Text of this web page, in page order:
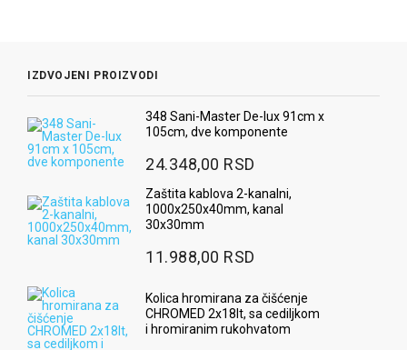
IZDVOJENI PROIZVODI
348 Sani-Master De-lux 91cm x
105cm, dve komponente
24.348,00 RSD
Zaštita kablova 2-kanalni,
1000x250x40mm, kanal
30x30mm
11.988,00 RSD
Kolica hromirana za čišćenje
CHROMED 2x18lt, sa cediljkom
i hromiranim rukohvatom